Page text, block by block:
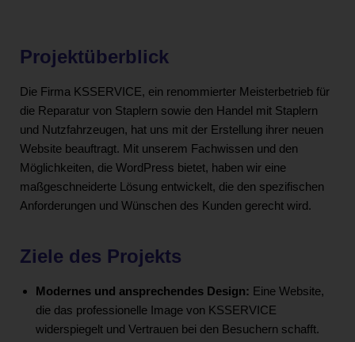
Projektüberblick
Die Firma KSSERVICE, ein renommierter Meisterbetrieb für
die Reparatur von Staplern sowie den Handel mit Staplern
und Nutzfahrzeugen, hat uns mit der Erstellung ihrer neuen
Website beauftragt. Mit unserem Fachwissen und den
Möglichkeiten, die WordPress bietet, haben wir eine
maßgeschneiderte Lösung entwickelt, die den spezifischen
Anforderungen und Wünschen des Kunden gerecht wird.
Ziele des Projekts
Modernes und ansprechendes Design: Eine Website,
die das professionelle Image von KSSERVICE
widerspiegelt und Vertrauen bei den Besuchern schafft.